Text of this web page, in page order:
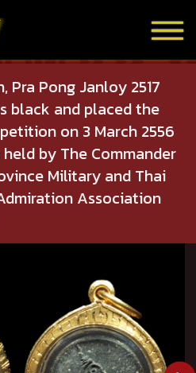
Pra Pong Janloy 2517
black and placed the
on 3 March 2556
held by The Commander
Military and Thai
Association